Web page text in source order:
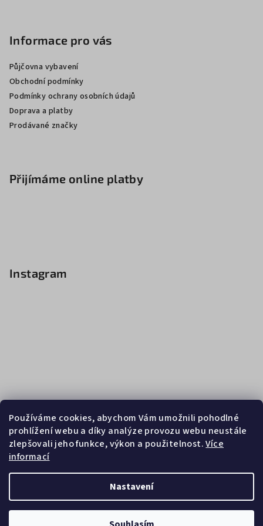
Používáme cookies, abychom Vám umožnili pohodlné
prohlížení webu a díky analýze provozu webu neustále
zlepšovali jeho funkce, výkon a použitelnost.Více
informací
Nastavení
Informace pro vás
Půjčovna vybavení
Obchodní podmínky
Podmínky ochrany osobních údajů
Doprava a platby
Prodávané značky
Přijímáme online platby
Instagram
Sledovat na Instagramu